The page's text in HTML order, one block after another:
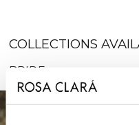
COLLECTIONS
BRIDE